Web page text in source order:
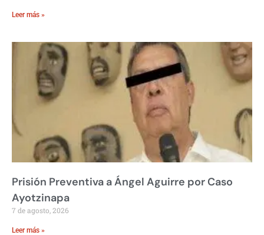
Leer más »
Prisión Preventiva a Ángel Aguirre por Caso
Ayotzinapa
7 de agosto, 2026
Leer más »